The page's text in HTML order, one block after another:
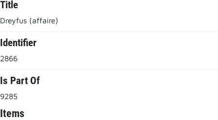
Title
Dreyfus (affaire)
Identifier
2866
Is Part Of
9285
Items